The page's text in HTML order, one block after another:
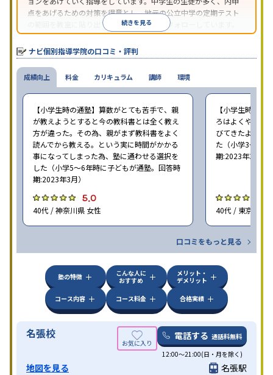
点をあげるための対策を得意とし、地元の公立中学の定期テスト
の範囲を教室に貼り出すなど手厚く学習をフォローしています。
オリジナルテキストを使用しており、特に英語は各教科書に合わ
せたテキストを使った「先取り学習」で理解度を深められます。
続きを見る
ナビ個別指導学院の口コミ・評判
成績向上
【小学生時の通塾】算数がとても苦手で、親
が教えようとすると今の教科書とは全く教え
方が違った。その為、親がまず教科書をよく
読んでから教える。という実に時間がかかる
事になってしまった為、塾に通わせる選択を
した（小学5〜6年時に子どもが通塾。回答時
期:2023年3月）
5.0
40代 / 神奈川県 女性
【小学生時の通
ろはよくやり方
びてきたようで
た（小学3〜6年
期:2023年3月）
40代 / 東京都 女
口コミをもっと見る
料金 カリキュラム 講師 環境
塾の特徴
こんな人に
おすすめ
メリット・
デメリット
コース内容
コース料金 合格実績
名張校 電話する 通話料無料
12:00～21:00(日・月を除く)
地図を見る 名張駅